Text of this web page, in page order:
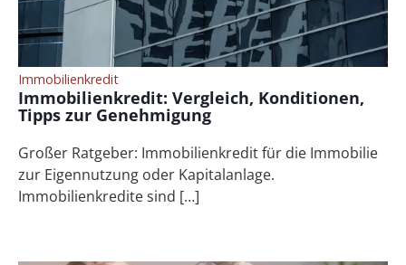
Immobilienkredit
Immobilienkredit: Vergleich, Konditionen,
Tipps zur Genehmigung
Großer Ratgeber: Immobilienkredit für die Immobilie
zur Eigennutzung oder Kapitalanlage.
Immobilienkredite sind […]